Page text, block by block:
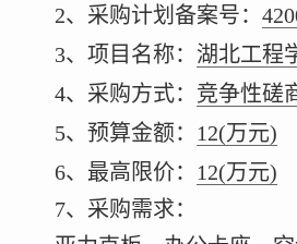
2、采购计划备案号：
3、项目名称： 湖北工程
4、采购方式： 竞争性磋
5、预算金额： 12(万元)
6、最高限价： 12(万元)
7、采购需求：